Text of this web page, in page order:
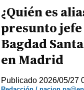
¿Quién es
presunto
Bagdad
en Madrid
Publicado 2026/05/27